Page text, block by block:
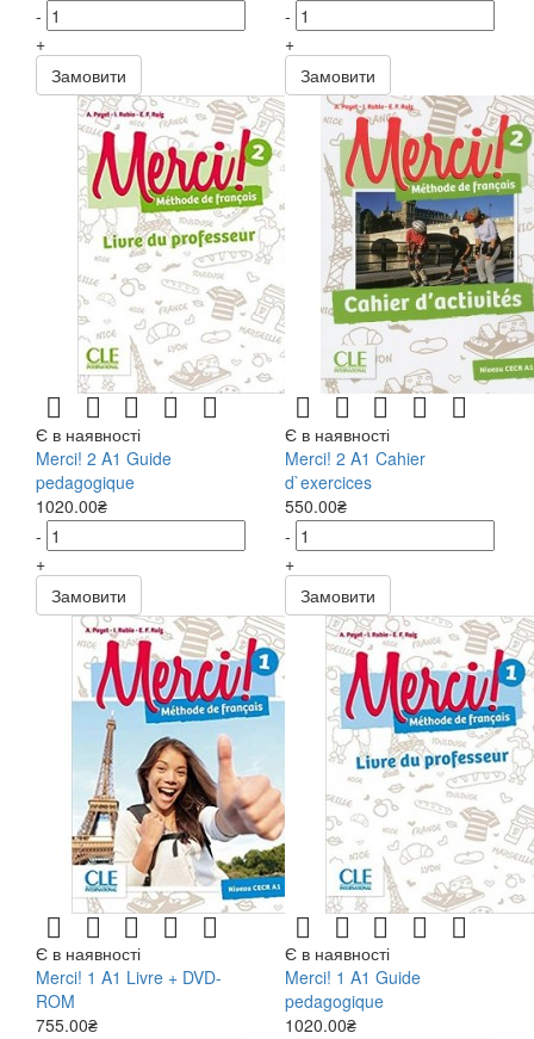
-
+
Замовити
-
+
Замовити
Є в наявності
Merci! 2 A1 Guide
pedagogique
1020.00₴
-
+
Замовити
Є в наявності
Merci! 2 A1 Cahier
d`exercices
550.00₴
-
+
Замовити
Є в наявності
Merci! 1 A1 Livre + DVD-
ROM
755.00₴
Є в наявності
Merci! 1 A1 Guide
pedagogique
1020.00₴